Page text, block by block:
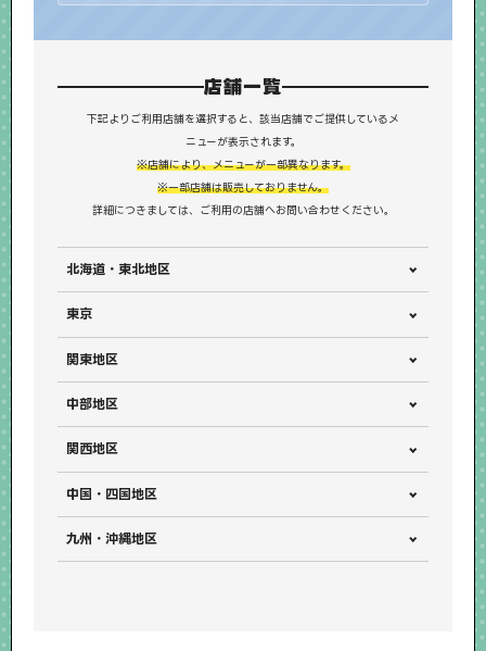
店舗一覧
下記よりご利用店舗を選択すると、該当店舗でご提供しているメ
ニューが表示されます。
※店舗により、メニューが一部異なります。
※一部店舗は販売しておりません。
詳細につきましては、ご利用の店舗へお問い合わせください。
北海道・東北地区
北海道
狸小路店 すすきの本店
旭川三条店
岩手県
大通店
宮城県
東京
新宿・杉並区
新宿店 新宿中央口店
高田馬場店
新・歌舞伎町店
関東地区
埼玉県
大宮店 大宮東口店
川口店
鳩ヶ谷辻店
中部地区
愛知県
錦本店 プリンセス大通り店
瀬戸店
関西地区
大阪府
なんば戎橋本店 泉大津店
中国・四国地区
広島県
広島駅前店 中央通り店
九州・沖縄地区